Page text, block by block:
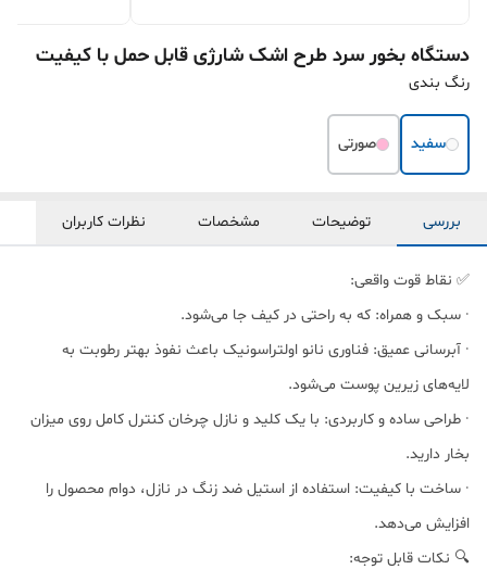
دستگاه بخور سرد طرح اشک شارژی قابل حمل با کیفیت
رنگ بندی
سفید صورتی
بررسی توضیحات مشخصات نظرات کاربران
✅ نقاط قوت واقعی:
· سبک و همراه: که به راحتی در کیف جا می‌شود.
· آبرسانی عمیق: فناوری نانو اولتراسونیک باعث نفوذ بهتر رطوبت به
لایه‌های زیرین پوست می‌شود.
· طراحی ساده و کاربردی: با یک کلید و نازل چرخان کنترل کامل روی میزان
بخار دارید.
· ساخت با کیفیت: استفاده از استیل ضد زنگ در نازل، دوام محصول را
افزایش می‌دهد.
🔍 نکات قابل توجه: